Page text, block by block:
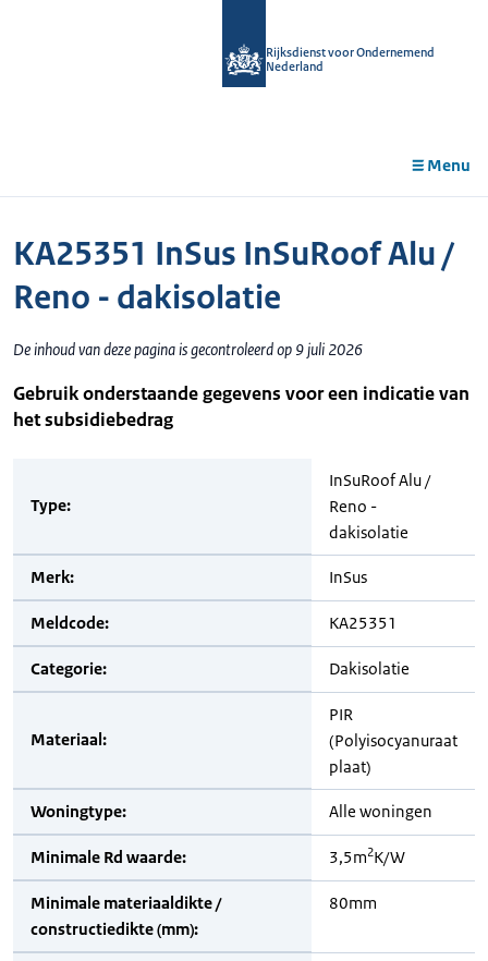
Rijksdienst voor Ondernemend
Nederland
Menu
KA25351 InSus InSuRoof Alu /
Reno - dakisolatie
De inhoud van deze pagina is gecontroleerd op 9 juli 2026
Gebruik onderstaande gegevens voor een indicatie van
het subsidiebedrag
Type:
InSuRoof Alu /
Reno -
dakisolatie
Merk: InSus
Meldcode: KA25351
Categorie: Dakisolatie
Materiaal:
PIR
(Polyisocyanuraat
plaat)
Woningtype: Alle woningen
Minimale Rd waarde: 3,5m2K/W
Minimale materiaaldikte /
constructiedikte (mm):
80mm